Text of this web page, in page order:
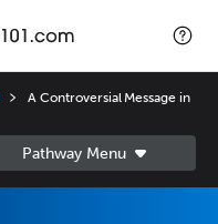
A Controversial Message in